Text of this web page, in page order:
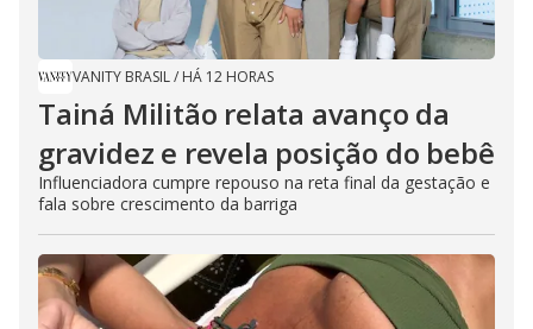
VANITY BRASIL/ HÁ 12 HORAS
Tainá Militão relata avanço da
gravidez e revela posição do bebê
Influenciadora cumpre repouso na reta final da gestação e
fala sobre crescimento da barriga